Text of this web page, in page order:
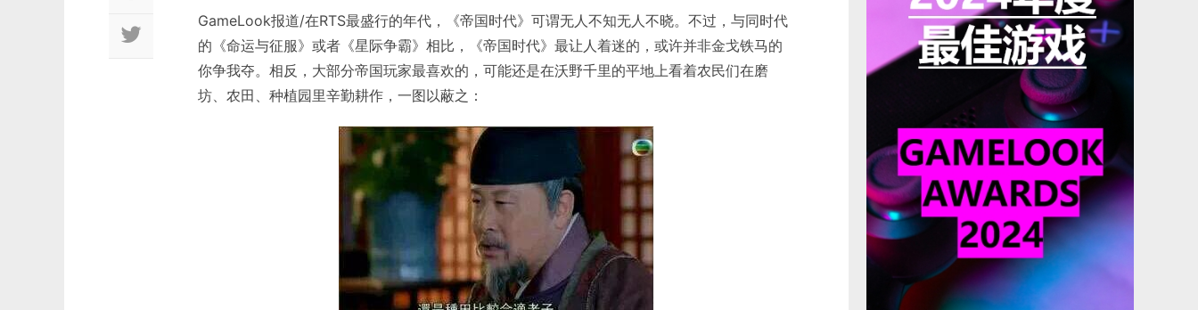
GameLook报道/在RTS最盛行的年代，《帝国时代》可谓无人不知无人不晓。不过，与同时代
的《命运与征服》或者《星际争霸》相比，《帝国时代》最让人着迷的，或许并非金戈铁马的
你争我夺。相反，大部分帝国玩家最喜欢的，可能还是在沃野千里的平地上看着农民们在磨
坊、农田、种植园里辛勤耕作，一图以蔽之：